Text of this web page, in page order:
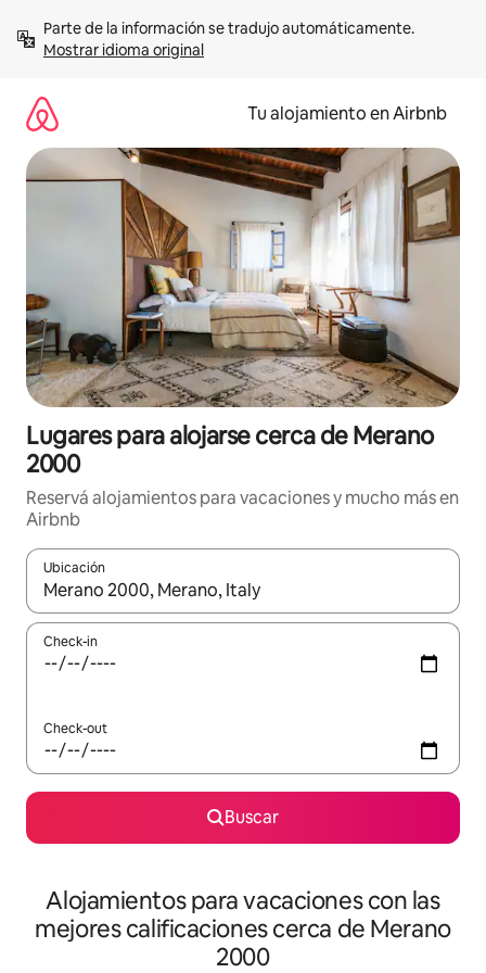
contenidoMostrar idioma original
Tu alojamiento en Airbnb
Lugares para alojarse cerca de Merano
2000
Reservá alojamientos para vacaciones y mucho más en
Airbnb
Ubicación
Cuando los resultados estén disponibles, navegá con las
Check-in
Check-out
Buscar
Alojamientos para vacaciones con las
mejores calificaciones cerca de Merano
2000